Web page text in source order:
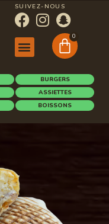
SUIVEZ-NOUS
0
BURGERS
ASSIETTES
BOISSONS